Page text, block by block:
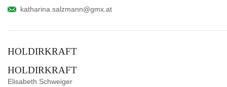
katharina.salzmann@gmx.at
HOLDIRKRAFT
HOLDIRKRAFT
Elisabeth Schweiger